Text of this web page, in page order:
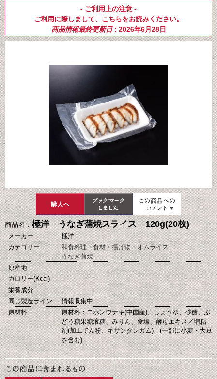
- ご利用上の注意 -
ご利用に際しまして、 こちらをお読みください。
商品情報最終更新日: 2026年6月28日
商品名：極洋 うなぎ蒲焼スライス 120g(20枚)
メーカー
極洋
カテゴリー
和食料理・食材・揚げ物・オムライス
うなぎ蒲焼
原産地
カロリー(Kcal)
栄養成分
同じ製造ライン
情報収集中
原材料
原材料：ニホンウナギ(中国産)、しょうゆ、砂糖、ぶ
どう糖果糖液糖、みりん、食塩、酵母エキス／増粘
剤(加工でん粉、キサンタンガム)、(一部に小麦・大豆
を含む)